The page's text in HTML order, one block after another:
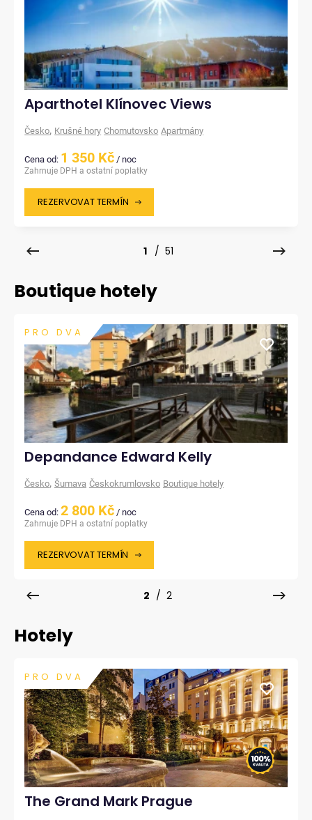
Aparthotel Klínovec Views
Česko, Krušné hory Chomutovsko Apartmány
Cena od: 1 350 Kč / noc
Zahrnuje DPH a ostatní poplatky
REZERVOVAT TERMÍN
1 / 51
Boutique hotely
PRO DVA
Depandance Edward Kelly
Česko, Šumava Českokrumlovsko Boutique hotely
Cena od: 2 800 Kč / noc
Zahrnuje DPH a ostatní poplatky
REZERVOVAT TERMÍN
2 / 2
Hotely
PRO DVA
The Grand Mark Prague